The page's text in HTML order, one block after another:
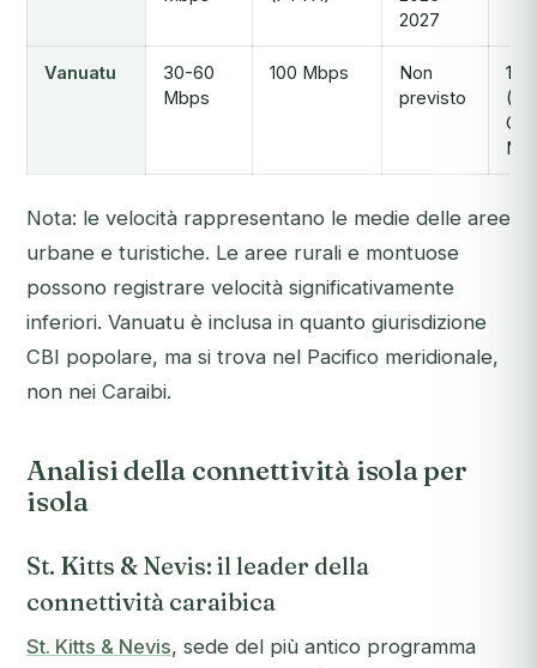
2027
Vanuatu
30-60
Mbps
100 Mbps
Non
previsto
1
Nota: le velocità rappresentano le medie delle aree
urbane e turistiche. Le aree rurali e montuose
possono registrare velocità significativamente
inferiori. Vanuatu è inclusa in quanto giurisdizione
CBI popolare, ma si trova nel Pacifico meridionale,
non nei Caraibi.
Analisi della connettività isola per
isola
St. Kitts & Nevis: il leader della
connettività caraibica
St. Kitts & Nevis, sede del più antico programma